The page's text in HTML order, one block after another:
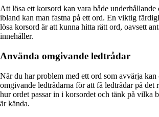
Att lösa ett korsord kan vara både underhållande
ibland kan man fastna på ett ord. En viktig
lösa korsord är att kunna hitta rätt ord, oavsett
innehåller.
Använda omgivande ledtrådar
När du har problem med ett ord som avvärja kan
omgivande ledtrådarna för att få ledtrådar på det
hur ordet passar in i korsordet och tänk på vilka
är kända.